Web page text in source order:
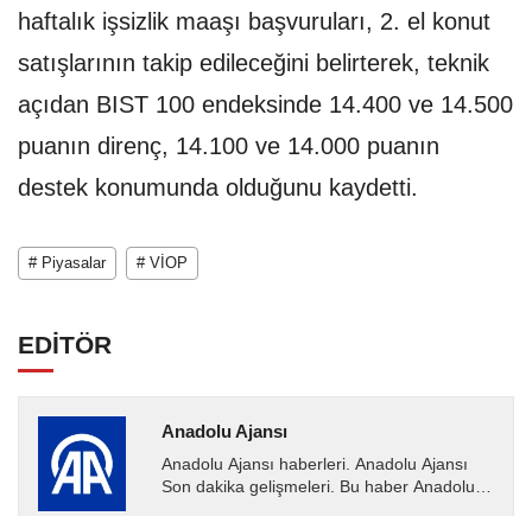
haftalık işsizlik maaşı başvuruları, 2. el konut
satışlarının takip edileceğini belirterek, teknik
açıdan BIST 100 endeksinde 14.400 ve 14.500
puanın direnç, 14.100 ve 14.000 puanın
destek konumunda olduğunu kaydetti.
# Piyasalar # VİOP
EDİTÖR
Anadolu Ajansı
Anadolu Ajansı haberleri. Anadolu Ajansı
Son dakika gelişmeleri. Bu haber Anadolu